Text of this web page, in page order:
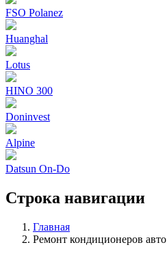
FSO Polanez
Huanghal
Lotus
HINO 300
Doninvest
Alpine
Datsun On-Do
Строка навигации
Главная
Ремонт кондиционеров авто